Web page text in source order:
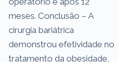
meses. Conclusão – A
cirurgia bariátrica
demonstrou efetividade no
tratamento da obesidade,